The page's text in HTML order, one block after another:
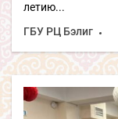
летию...
ГБУ РЦ Бэлиг